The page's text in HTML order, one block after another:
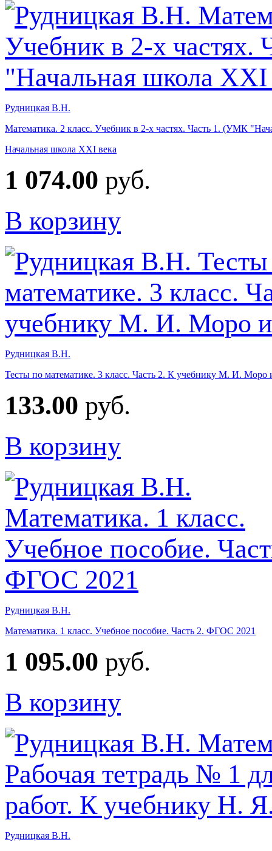
Рудницкая В.Н.
Математика. 2 класс. Учебник в 2-х частях. Часть 1. (УМК
Начальная школа XXI века
1 074.00 руб.
В корзину
Рудницкая В.Н.
Тесты по математике. 3 класс. Часть 2. К учебнику М. И. Моро
133.00 руб.
В корзину
Рудницкая В.Н.
Математика. 1 класс. Учебное пособие. Часть 2. ФГОС 2021
1 095.00 руб.
В корзину
Рудницкая В.Н.